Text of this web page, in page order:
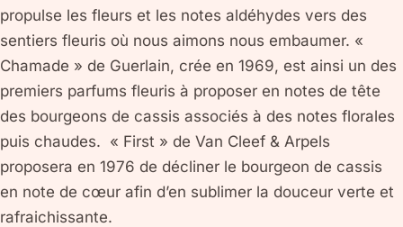
propulse les fleurs et les notes aldéhydes vers des
sentiers fleuris où nous aimons nous embaumer. «
Chamade » de Guerlain, crée en 1969, est ainsi un des
premiers parfums fleuris à proposer en notes de tête
des bourgeons de cassis associés à des notes florales
puis chaudes. « First » de Van Cleef & Arpels
proposera en 1976 de décliner le bourgeon de cassis
en note de cœur afin d’en sublimer la douceur verte et
rafraichissante.